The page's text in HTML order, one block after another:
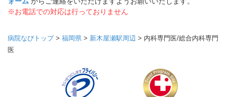
※お電話での対応は行っておりません
病院なびトップ> 福岡県 > 新木屋瀬駅周辺 > 内科専門医/総合内科専門
医